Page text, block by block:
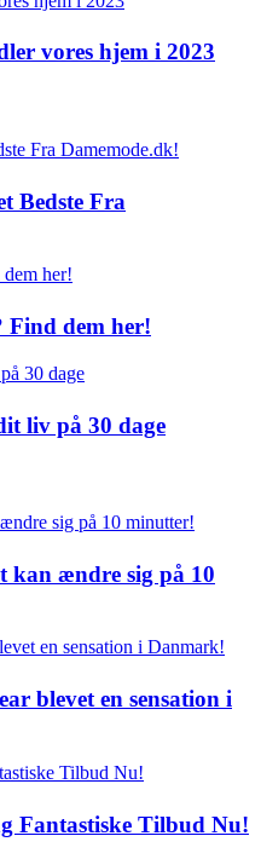
vores hjem i 2023
Bedste Fra
Find dem her!
liv på 30 dage
kan ændre sig på 10
blevet en sensation i
Fantastiske Tilbud Nu!